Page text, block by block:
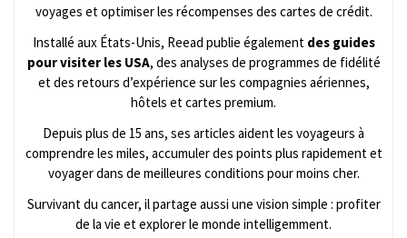
voyages et optimiser les récompenses des cartes de crédit.
Installé aux États-Unis, Reead publie également des guides
pour visiter les USA, des analyses de programmes de fidélité
et des retours d’expérience sur les compagnies aériennes,
hôtels et cartes premium.
Depuis plus de 15 ans, ses articles aident les voyageurs à
comprendre les miles, accumuler des points plus rapidement et
voyager dans de meilleures conditions pour moins cher.
Survivant du cancer, il partage aussi une vision simple : profiter
de la vie et explorer le monde intelligemment.